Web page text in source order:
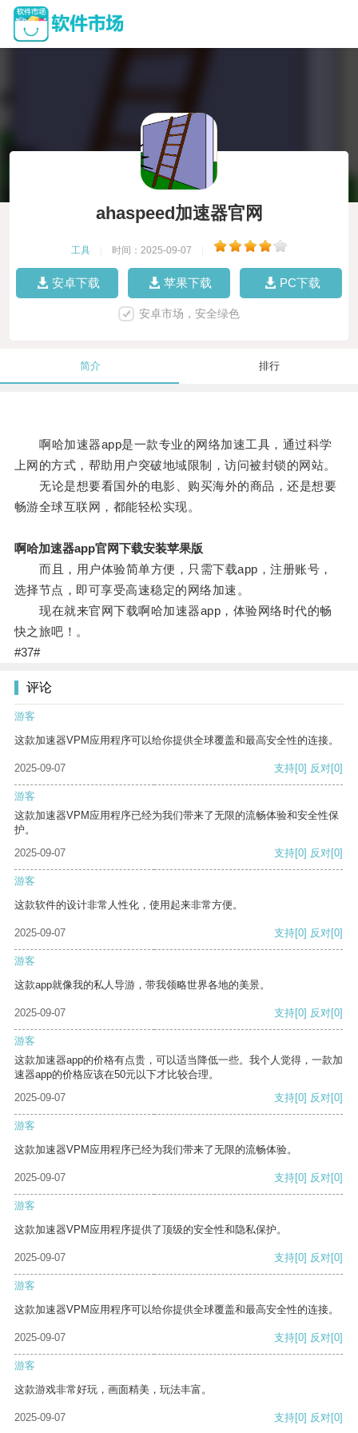
ahaspeed加速器官网
工具 时间：2025-09-07
安卓下载 苹果下载 PC下载
安卓市场，安全绿色
简介 排行
啊哈加速器app是一款专业的网络加速工具，通过科学
上网的方式，帮助用户突破地域限制，访问被封锁的网站。
无论是想要看国外的电影、购买海外的商品，还是想要
畅游全球互联网，都能轻松实现。
啊哈加速器app官网下载安装苹果版
而且，用户体验简单方便，只需下载app，注册账号，
选择节点，即可享受高速稳定的网络加速。
现在就来官网下载啊哈加速器app，体验网络时代的畅
快之旅吧！。
#37#
评论
游客
这款加速器VPM应用程序可以给你提供全球覆盖和最高安全性的连接。
2025-09-07 支持[0] 反对[0]
游客
这款加速器VPM应用程序已经为我们带来了无限的流畅体验和安全性保
护。
2025-09-07
支持[0] 反对[0]
游客
这款软件的设计非常人性化，使用起来非常方便。
2025-09-07 支持[0] 反对[0]
游客
这款app就像我的私人导游，带我领略世界各地的美景。
2025-09-07 支持[0] 反对[0]
游客
这款加速器app的价格有点贵，可以适当降低一些。我个人觉得，一款加
速器app的价格应该在50元以下才比较合理。
2025-09-07
支持[0] 反对[0]
游客
这款加速器VPM应用程序已经为我们带来了无限的流畅体验。
2025-09-07 支持[0] 反对[0]
游客
这款加速器VPM应用程序提供了顶级的安全性和隐私保护。
2025-09-07 支持[0] 反对[0]
游客
这款加速器VPM应用程序可以给你提供全球覆盖和最高安全性的连接。
2025-09-07 支持[0] 反对[0]
游客
这款游戏非常好玩，画面精美，玩法丰富。
2025-09-07 支持[0] 反对[0]